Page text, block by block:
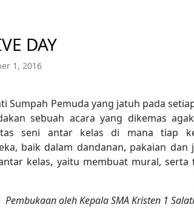
DAY
1, 2016
Sumpah Pemuda yang jatuh pada
sebuah acara yang dikemas
seni antar kelas di mana tiap
baik dalam dandanan, pakaian
kelas, yaitu membuat mural,
Pembukaan oleh Kepala SMA Kristen 1